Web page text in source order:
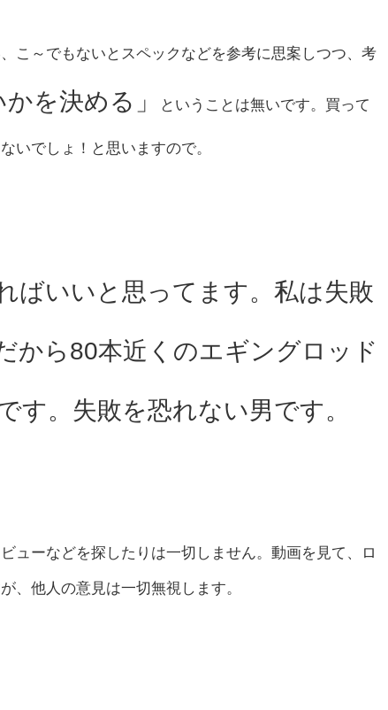
こ～でもないとスペックなどを参考に思案しつつ、考
を決める」 ということは無いです。買って
いでしょ！と思いますので。
ばいいと思ってます。私は失敗
から80本近くのエギングロッド
す。失敗を恐れない男です。
ューなどを探したりは一切しません。動画を見て、ロ
、他人の意見は一切無視します。